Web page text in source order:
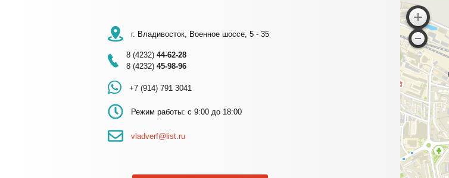
г. Владивосток, Военное шоссе, 5 - 35
8 (4232) 44-62-28
8 (4232) 45-98-96
+7 (914) 791 3041
Режим работы: с 9:00 до 18:00
vladverf@list.ru